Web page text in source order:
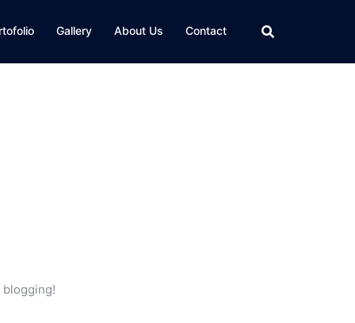
Gallery About Us Contact